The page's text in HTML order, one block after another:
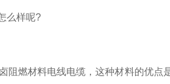
么样呢?
燃材料电线电缆，这种材料的优点